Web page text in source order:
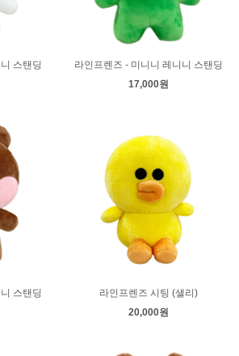
스탠딩
라인프렌즈 - 미니니 레니니 스탠딩
17,000원
스탠딩
라인프렌즈 시팅 (샐리)
20,000원